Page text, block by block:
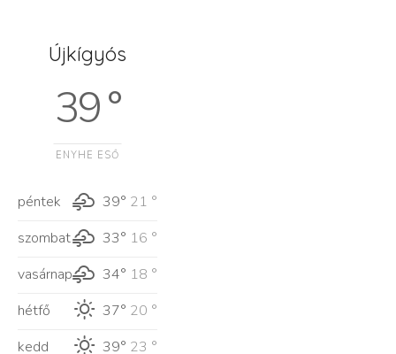
Újkígyós
39 °
ENYHE ESŐ
péntek 39° 21 °
szombat
33° 16 °
vasárnap
34° 18 °
hétfő
37° 20 °
kedd
39° 23 °